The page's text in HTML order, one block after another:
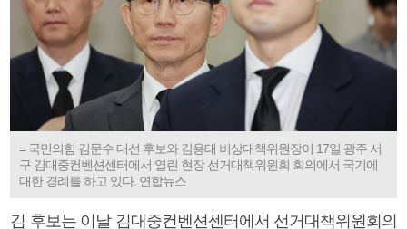
= 국민의힘 김문수 대선 후보와 김용태 비상대책위원장이 17일 광주 서
구 김대중컨벤션센터에서 열린 현장 선거대책위원회 회의에서 국기에
대한 경례를 하고 있다. 연합뉴스
김 후보는 이날 김대중컨벤션센터에서 선거대책위원회의